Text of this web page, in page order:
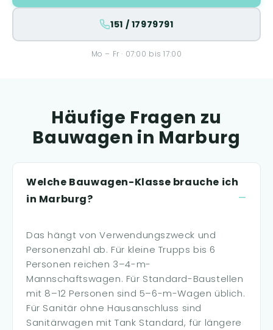
151 / 17979791
Mo – Fr · 07:00 bis 17:00
Häufige Fragen zu
Bauwagen in Marburg
Welche Bauwagen-Klasse brauche ich
in Marburg?
Das hängt von Verwendungszweck und
Personenzahl ab. Für kleine Trupps bis 6
Personen reichen 3–4-m-
Mannschaftswagen. Für Standard-Baustellen
mit 8–12 Personen sind 5–6-m-Wagen üblich.
Für Sanitär ohne Hausanschluss sind
Sanitärwagen mit Tank Standard, für längere